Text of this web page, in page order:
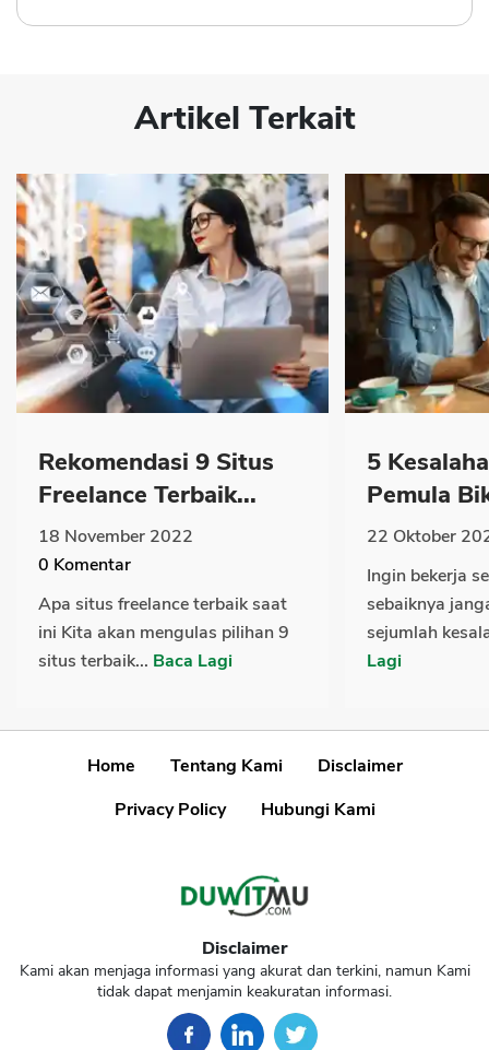
Artikel Terkait
Rekomendasi 9 Situs
Freelance Terbaik...
18 November 2022
0 Komentar
Apa situs freelance terbaik saat
ini Kita akan mengulas pilihan 9
situs terbaik... Baca Lagi
5
Pemula
22 Oktober
Ingin bekerja
sebaiknya
sejumlah
Lagi
Home Tentang Kami
Disclaimer
Privacy Policy
Hubungi Kami
Disclaimer
Kami akan menjaga informasi yang akurat dan terkini, namun Kami
tidak dapat menjamin keakuratan informasi.